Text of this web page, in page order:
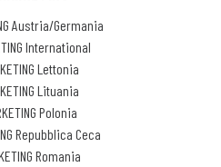
Austria/Germania
International
Lettonia
Lituania
Polonia
Repubblica Ceca
Romania